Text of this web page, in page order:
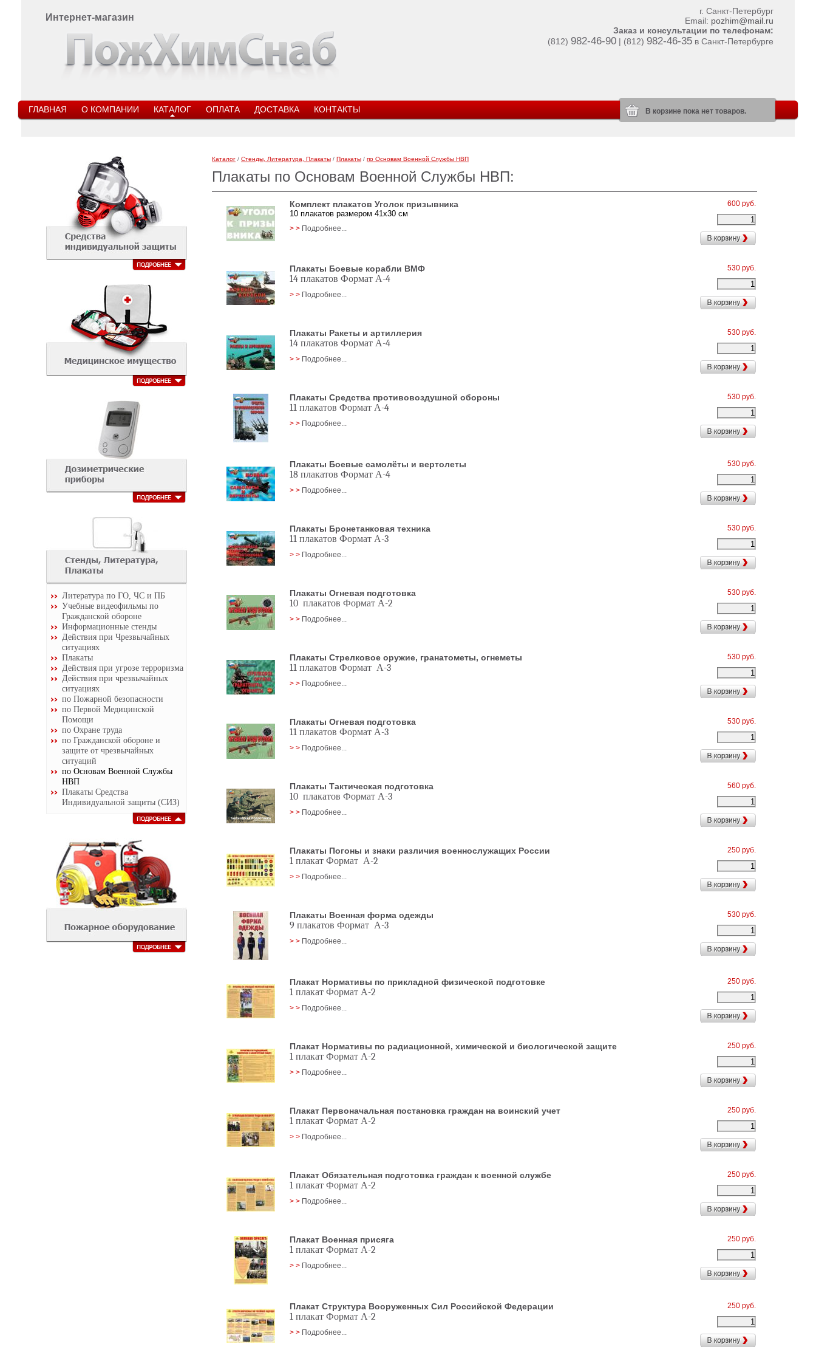
Интернет-магазин
г. Санкт-Петербург
Email: pozhim@mail.ru
Заказ и консультации по телефонам:
(812) 982-46-90 | (812) 982-46-35 в Санкт-Петербурге
ГЛАВНАЯ О КОМПАНИИ КАТАЛОГ ОПЛАТА ДОСТАВКА КОНТАКТЫ В корзине пока нет товаров.
Литература по ГО, ЧС и ПБ
Учебные видеофильмы по
Гражданской обороне
Информационные стенды
Действия при Чрезвычайных
ситуациях
Плакаты
Действия при угрозе терроризма
Действия при чрезвычайных
ситуациях
по Пожарной безопасности
по Первой Медицинской
Помощи
по Охране труда
по Гражданской обороне и
защите от чрезвычайных
ситуаций
по Основам Военной Службы
НВП
Плакаты Средства
Индивидуальной защиты (СИЗ)
Каталог / Стенды, Литература, Плакаты / Плакаты / по Основам Военной Службы НВП
Плакаты по Основам Военной Службы НВП:
Комплект плакатов Уголок призывника
10 плакатов размером 41х30 см
> > Подробнее...
600 руб.
Плакаты Боевые корабли ВМФ
14 плакатов Формат А-4
> > Подробнее...
530 руб.
Плакаты Ракеты и артиллерия
14 плакатов Формат А-4
> > Подробнее...
530 руб.
Плакаты Средства противовоздушной обороны
11 плакатов Формат А-4
> > Подробнее...
530 руб.
Плакаты Боевые самолёты и вертолеты
18 плакатов Формат А-4
> > Подробнее...
530 руб.
Плакаты Бронетанковая техника
11 плакатов Формат А-3
> > Подробнее...
530 руб.
Плакаты Огневая подготовка
10 плакатов Формат А-2
> > Подробнее...
530 руб.
Плакаты Стрелковое оружие, гранатометы, огнеметы
11 плакатов Формат А-3
> > Подробнее...
530 руб.
Плакаты Огневая подготовка
11 плакатов Формат А-3
> > Подробнее...
530 руб.
Плакаты Тактическая подготовка
10 плакатов Формат А-3
> > Подробнее...
560 руб.
Плакаты Погоны и знаки различия военнослужащих России
1 плакат Формат А-2
> > Подробнее...
250 руб.
Плакаты Военная форма одежды
9 плакатов Формат А-3
> > Подробнее...
530 руб.
Плакат Нормативы по прикладной физической подготовке
1 плакат Формат А-2
> > Подробнее...
250 руб.
Плакат Нормативы по радиационной, химической и биологической защите
1 плакат Формат А-2
> > Подробнее...
250 руб.
Плакат Первоначальная постановка граждан на воинский учет
1 плакат Формат А-2
> > Подробнее...
250 руб.
Плакат Обязательная подготовка граждан к военной службе
1 плакат Формат А-2
> > Подробнее...
250 руб.
Плакат Военная присяга
1 плакат Формат А-2
> > Подробнее...
250 руб.
Плакат Структура Вооруженных Сил Российской Федерации
1 плакат Формат А-2
> > Подробнее...
250 руб.